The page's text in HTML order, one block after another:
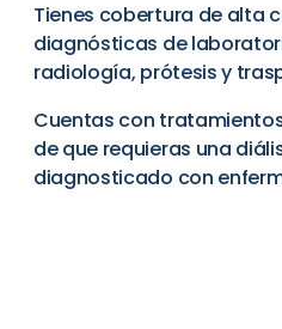
Tienes cobertura de alta
diagnósticas de
radiología, prótesis y
Cuentas con
de que requieras una
diagnosticado con